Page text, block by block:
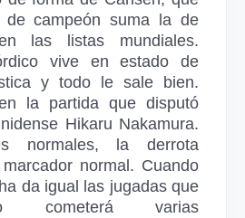
campeón suma la de
las listas mundiales.
vive en estado de
y todo le sale bien.
la partida que disputó
Hikaru Nakamura.
normales, la derrota
normal. Cuando
da igual las jugadas que
cometerá varias